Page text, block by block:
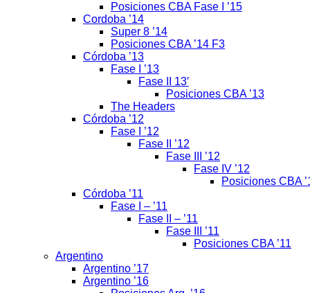
Posiciones CBA Fase I ’15
Cordoba ’14
Super 8 ’14
Posiciones CBA ’14 F3
Córdoba ’13
Fase I ’13
Fase II 13′
Posiciones CBA ’13
The Headers
Córdoba ’12
Fase I ’12
Fase II ’12
Fase III ’12
Fase IV ’12
Posiciones CBA
Córdoba ’11
Fase I – ’11
Fase II – ’11
Fase III ’11
Posiciones CBA ’11
Argentino
Argentino ’17
Argentino ’16